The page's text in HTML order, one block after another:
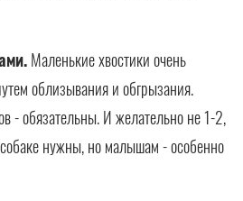
Маленькие хвостики очень
облизывания и обгрызания.
- обязательны. И желательно не 1-2,
нужны, но малышам - особенно